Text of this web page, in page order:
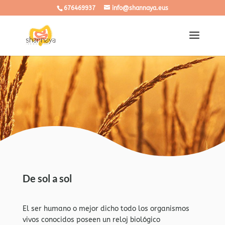
676469937 info@shannaya.eus
De sol a sol
El ser humano o mejor dicho todo los organismos
vivos conocidos poseen un reloj biológico